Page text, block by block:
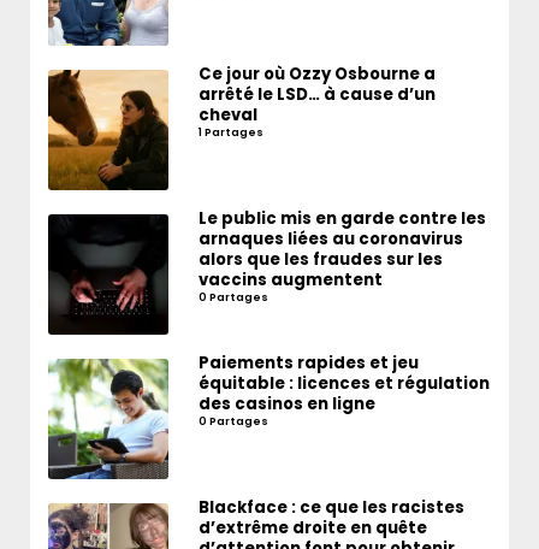
Ce jour où Ozzy Osbourne a
arrêté le LSD… à cause d’un
cheval
1 Partages
Le public mis en garde contre les
arnaques liées au coronavirus
alors que les fraudes sur les
vaccins augmentent
0 Partages
Paiements rapides et jeu
équitable : licences et régulation
des casinos en ligne
0 Partages
Blackface : ce que les racistes
d’extrême droite en quête